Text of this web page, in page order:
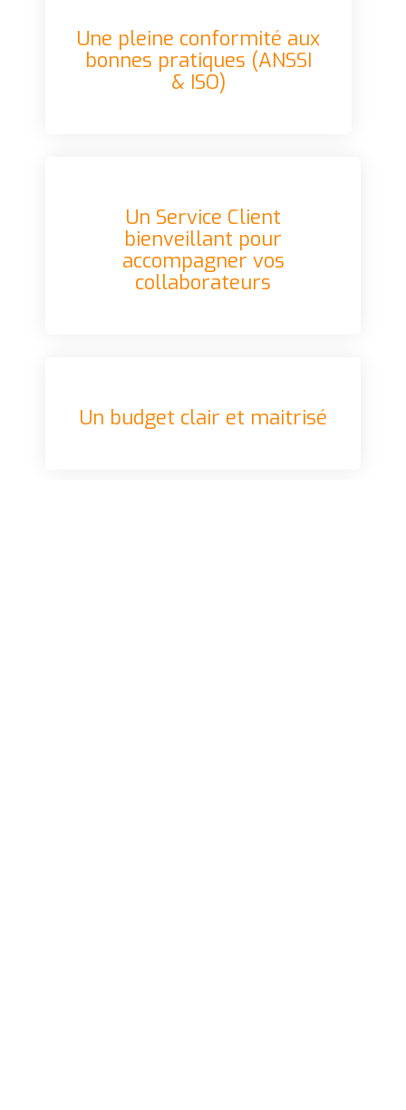
Une pleine conformité aux
bonnes pratiques (ANSSI
& ISO)
Un Service Client
bienveillant pour
accompagner vos
collaborateurs
Un budget clair et maitrisé